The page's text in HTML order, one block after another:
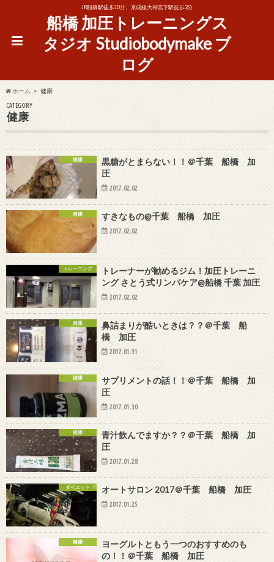
JR船橋駅徒歩10分、京成線大神宮下駅徒歩2分
船橋 加圧トレーニングス
タジオ Studiobodymake ブ
ログ
ホーム 健康
CATEGORY
健康
健康
黒糖がとまらない！！＠千葉 船橋 加
圧
2017.02.02
健康 すきなもの@千葉 船橋 加圧
2017.02.02
トレーニング
トレーナーが勧めるジム！加圧トレーニ
ング さとう式リンパケア@船橋 千葉 加圧
2017.02.02
健康
鼻詰まりが酷いときは？？＠千葉 船
橋 加圧
2017.01.31
健康
サプリメントの話！！＠千葉 船橋 加
圧
2017.01.30
健康
青汁飲んでますか？？＠千葉 船橋 加
圧
2017.01.28
ダイエット オートサロン 2017＠千葉 船橋 加圧
2017.01.25
健康
ヨーグルトともう一つのおすすめのも
の！！＠千葉 船橋 加圧